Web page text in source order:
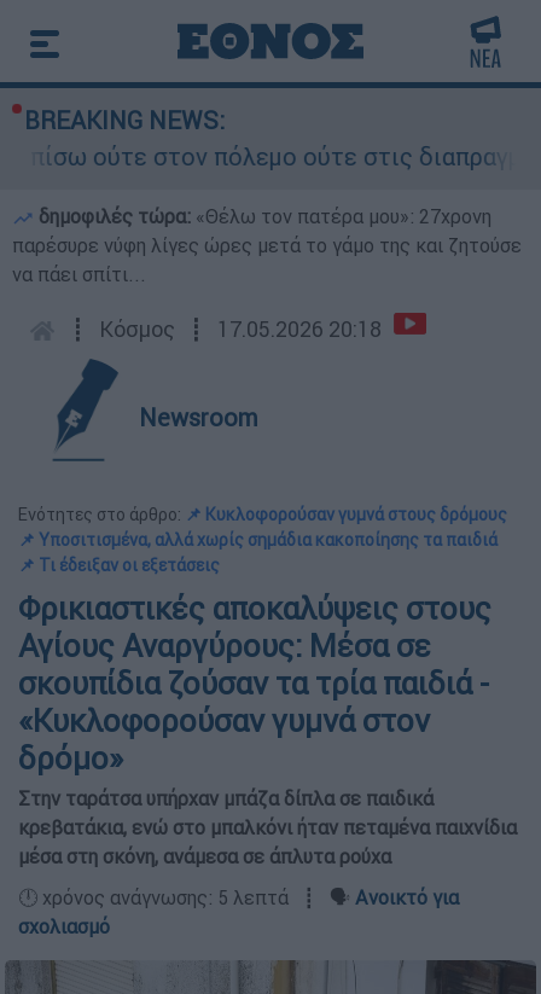
BREAKING NEWS:
ούτε στον πόλεμο ούτε στις
δημοφιλές τώρα: «Θέλω τον πατέρα μου»: 27χρονη
παρέσυρε νύφη λίγες ώρες μετά το γάμο της και ζητούσε
να πάει σπίτι...
┋ Κόσμος ┋ 17.05.2026 20:18
Newsroom
Ενότητες στο άρθρο: 📌 Κυκλοφορούσαν γυμνά στους δρόμους
📌 Υποσιτισμένα, αλλά χωρίς σημάδια κακοποίησης τα παιδιά
📌 Τι έδειξαν οι εξετάσεις
Φρικιαστικές αποκαλύψεις στους
Αγίους Αναργύρους: Μέσα σε
σκουπίδια ζούσαν τα τρία παιδιά -
«Κυκλοφορούσαν γυμνά στον
δρόμο»
Στην ταράτσα υπήρχαν μπάζα δίπλα σε παιδικά
κρεβατάκια, ενώ στο μπαλκόνι ήταν πεταμένα παιχνίδια
μέσα στη σκόνη, ανάμεσα σε άπλυτα ρούχα
🕛 χρόνος ανάγνωσης: 5 λεπτά ┋ 🗣️ Ανοικτό για
σχολιασμό